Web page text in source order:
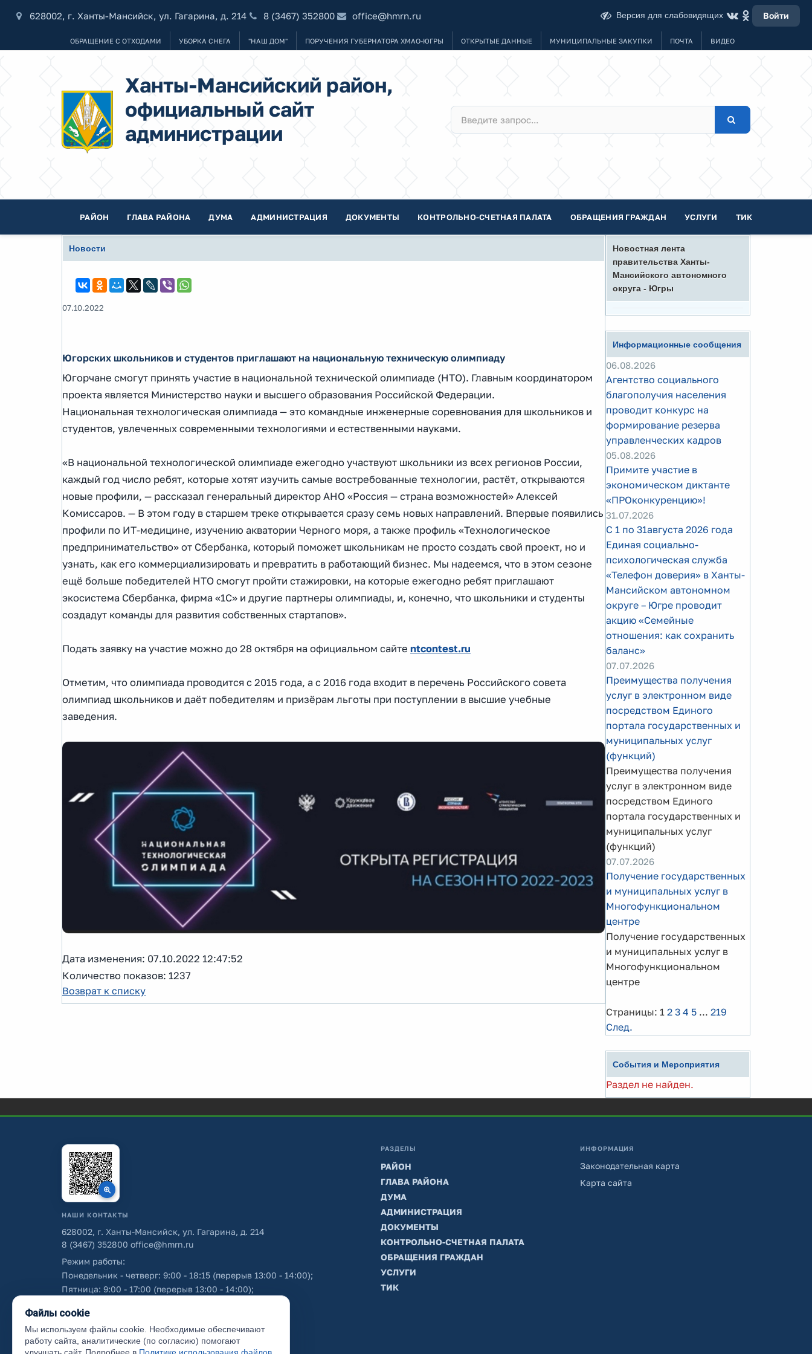
628002, г. Ханты-Мансийск, ул. Гагарина, д. 214 8 (3467) 352800 office@hmrn.ru Версия для слабовидящих Войти
ОБРАЩЕНИЕ С ОТХОДАМИ УБОРКА СНЕГА "НАШ ДОМ" ПОРУЧЕНИЯ ГУБЕРНАТОРА ХМАО-ЮГРЫ ОТКРЫТЫЕ ДАННЫЕ МУНИЦИПАЛЬНЫЕ ЗАКУПКИ ПОЧТА ВИДЕО
Ханты-Мансийский район,
официальный сайт
администрации
РАЙОН ГЛАВА РАЙОНА ДУМА АДМИНИСТРАЦИЯ ДОКУМЕНТЫ КОНТРОЛЬНО-СЧЕТНАЯ ПАЛАТА ОБРАЩЕНИЯ ГРАЖДАН УСЛУГИ ТИК
Новости
07.10.2022
Югорских школьников и студентов приглашают на национальную техническую олимпиаду
Югорчане смогут принять участие в национальной технической олимпиаде (НТО). Главным координатором
проекта является Министерство науки и высшего образования Российской Федерации.
Национальная технологическая олимпиада — это командные инженерные соревнования для школьников и
студентов, увлеченных современными технологиями и естественными науками.
«В национальной технологической олимпиаде ежегодно участвуют школьники из всех регионов России,
каждый год число ребят, которые хотят изучить самые востребованные технологии, растёт, открываются
новые профили, — рассказал генеральный директор АНО «Россия — страна возможностей» Алексей
Комиссаров. — В этом году в старшем треке открывается сразу семь новых направлений. Впервые появились
профили по ИТ-медицине, изучению акватории Черного моря, а также профиль «Технологическое
предпринимательство» от Сбербанка, который поможет школьникам не просто создать свой проект, но и
узнать, как его коммерциализировать и превратить в работающий бизнес. Мы надеемся, что в этом сезоне
ещё больше победителей НТО смогут пройти стажировки, на которые ежегодно ребят приглашают
экосистема Сбербанка, фирма «1С» и другие партнеры олимпиады, и, конечно, что школьники и студенты
создадут команды для развития собственных стартапов».
Подать заявку на участие можно до 28 октября на официальном сайте ntcontest.ru
Отметим, что олимпиада проводится с 2015 года, а с 2016 года входит в перечень Российского совета
олимпиад школьников и даёт победителям и призёрам льготы при поступлении в высшие учебные
заведения.
Дата изменения: 07.10.2022 12:47:52
Количество показов: 1237
Возврат к списку
Новостная лента
правительства Ханты-
Мансийского автономного
округа - Югры
Информационные сообщения
06.08.2026
Агентство социального
благополучия населения
проводит конкурс на
формирование резерва
управленческих кадров
05.08.2026
Примите участие в
экономическом диктанте
«ПРОконкуренцию»!
31.07.2026
С 1 по 31августа 2026 года
Единая социально-
психологическая служба
«Телефон доверия» в Ханты-
Мансийском автономном
округе – Югре проводит
акцию «Семейные
отношения: как сохранить
баланс»
07.07.2026
Преимущества получения
услуг в электронном виде
посредством Единого
портала государственных и
муниципальных услуг
(функций)
Преимущества получения
услуг в электронном виде
посредством Единого
портала государственных и
муниципальных услуг
(функций)
07.07.2026
Получение государственных
и муниципальных услуг в
Многофункциональном
центре
Получение государственных
и муниципальных услуг в
Многофункциональном
центре
Страницы: 1 2 3 4 5 ... 219
След.
События и Мероприятия
Раздел не найден.
НАШИ КОНТАКТЫ
628002, г. Ханты-Мансийск, ул. Гагарина, д. 214
8 (3467) 352800 office@hmrn.ru
Режим работы:
Понедельник - четверг: 9:00 - 18:15 (перерыв 13:00 - 14:00);
Пятница: 9:00 - 17:00 (перерыв 13:00 - 14:00);
Об использовании персональных данных
РАЗДЕЛЫ
РАЙОН
ГЛАВА РАЙОНА
ДУМА
АДМИНИСТРАЦИЯ
ДОКУМЕНТЫ
КОНТРОЛЬНО-СЧЕТНАЯ ПАЛАТА
ОБРАЩЕНИЯ ГРАЖДАН
УСЛУГИ
ТИК
ИНФОРМАЦИЯ
Законодательная карта
Карта сайта
Файлы cookie
Мы используем файлы cookie. Необходимые обеспечивают
работу сайта, аналитические (по согласию) помогают